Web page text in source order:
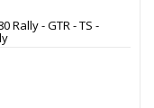
Rally - GTR - TS -